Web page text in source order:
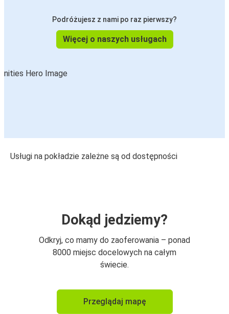
Podróżujesz z nami po raz pierwszy?
Więcej o naszych usługach
Usługi na pokładzie zależne są od dostępności
Dokąd jedziemy?
Odkryj, co mamy do zaoferowania – ponad
8000 miejsc docelowych na całym
świecie.
Przeglądaj mapę